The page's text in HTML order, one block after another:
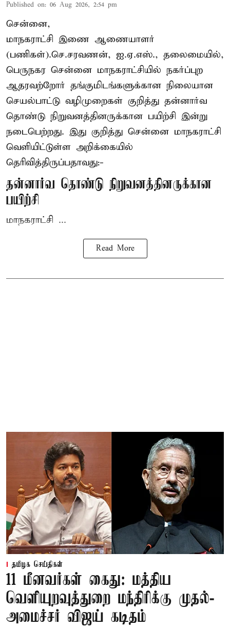
Published on: 06 Aug 2026, 2:54 pm
சென்னை,
மாநகராட்சி இணை ஆணையாளர்
(பணிகள்).செ.சரவணன், ஐ.ஏ.எஸ்., தலைமையில்,
பெருநகர சென்னை மாநகராட்சியில் நகர்ப்புற
ஆதரவற்றோர் தங்குமிடங்களுக்கான நிலையான
செயல்பாட்டு வழிமுறைகள் குறித்து தன்னார்வ
தொண்டு நிறுவனத்தினருக்கான பயிற்சி இன்று
நடைபெற்றது. இது குறித்து சென்னை மாநகராட்சி
வெளியிட்டுள்ள அறிக்கையில்
தெரிவித்திருப்பதாவது:-
தன்னார்வ தொண்டு நிறுவனத்தினருக்கான
பயிற்சி
மாநகராட்சி ...
Read More
தமிழக செய்திகள்
11 மீனவர்கள் கைது: மத்திய
வெளியுறவுத்துறை மந்திரிக்கு முதல்-
அமைச்சர் விஜய் கடிதம்